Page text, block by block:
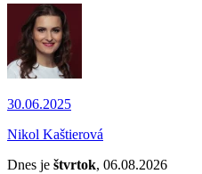
30.06.2025
Nikol Kaštierová
Dnes je štvrtok, 06.08.2026